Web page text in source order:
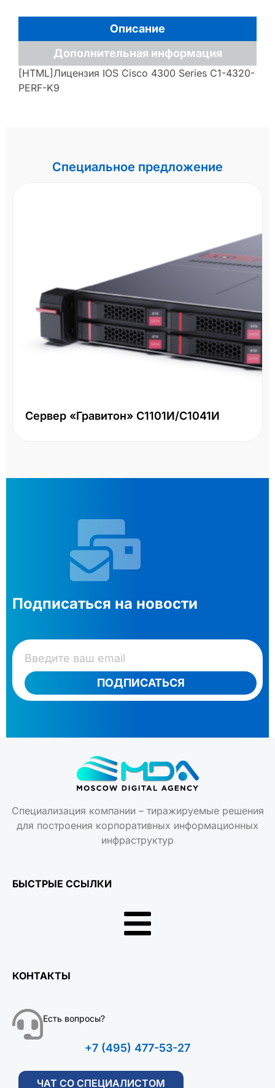
Описание
Дополнительная информация
[HTML]Лицензия IOS Cisco 4300 Series C1-4320-
PERF-K9
Специальное предложение
Сервер «Гравитон» С1101И/С1041И
Подписаться на новости
ПОДПИСАТЬСЯ
Специализация компании – тиражируемые решения
для построения корпоративных информационных
инфраструктур
БЫСТРЫЕ ССЫЛКИ
КОНТАКТЫ
Есть вопросы?
+7 (495) 477-53-27
ЧАТ СО СПЕЦИАЛИСТОМ